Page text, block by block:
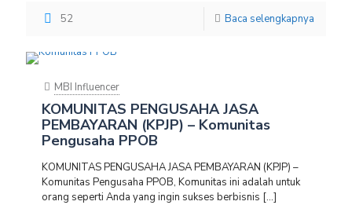
52 Baca selengkapnya
MBI Influencer
KOMUNITAS PENGUSAHA JASA
PEMBAYARAN (KPJP) – Komunitas
Pengusaha PPOB
KOMUNITAS PENGUSAHA JASA PEMBAYARAN (KPJP) –
Komunitas Pengusaha PPOB, Komunitas ini adalah untuk
orang seperti Anda yang ingin sukses berbisnis […]